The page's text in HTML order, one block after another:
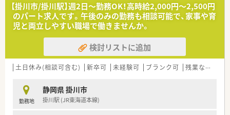
【掛川市/掛川駅】週2日～勤務OK！高時給2,000円～2,500円
のパート求人です。午後のみの勤務も相談可能で、家事や育
児と両立しやすい職場で働きませんか。
検討リストに追加
土日休み(相談可含む) 新卒可 未経験可 ブランク可 残業なし(ほぼなし含む)
勤務地
静岡県 掛川市
掛川駅 (JR東海道本線)